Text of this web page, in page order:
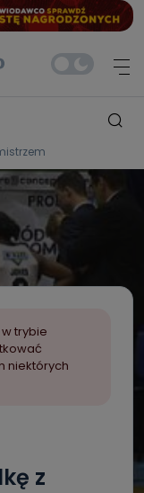
trybie
niektórych
z